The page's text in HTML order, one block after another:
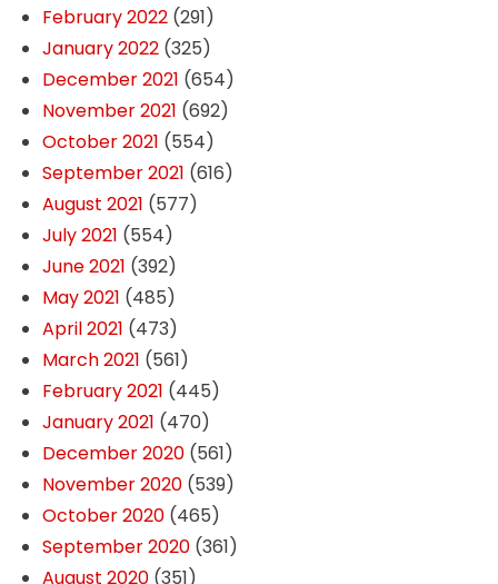
February 2022(291)
January 2022(325)
December 2021 (654)
November 2021 (692)
October 2021 (554)
September 2021 (616)
August 2021 (577)
July 2021 (554)
June 2021 (392)
May 2021 (485)
April 2021 (473)
March 2021 (561)
February 2021 (445)
January 2021 (470)
December 2020(561)
November 2020(539)
October 2020(465)
September 2020(361)
August 2020(351)